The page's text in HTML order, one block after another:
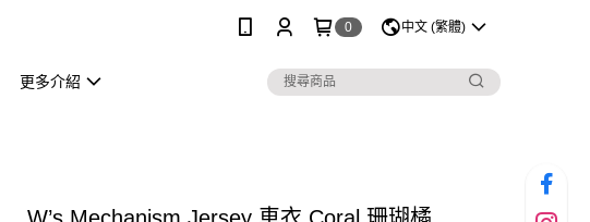
0 中文 (繁體)
更多介紹